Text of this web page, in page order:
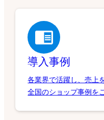
導入事例
各業界で活躍し、売上
全国のショップ事例を